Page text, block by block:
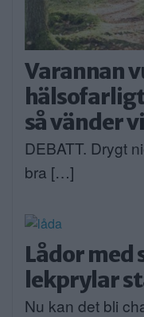
Varannan
så vänder
DEBATT. Drygt
bra […]
Lådor med
lekprylar
Nu kan det bli